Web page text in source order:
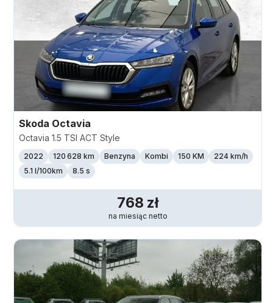
Skoda Octavia
Octavia 1.5 TSI ACT Style
2022 120 628 km Benzyna Kombi 150 KM 224 km/h
5.1 l/100km
8.5 s
768 zł
na miesiąc netto